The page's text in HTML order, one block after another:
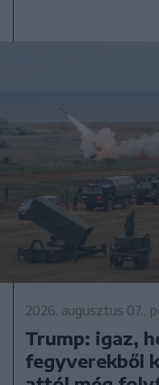
2026. augusztus 07.,
Trump: igaz,
fegyverekből